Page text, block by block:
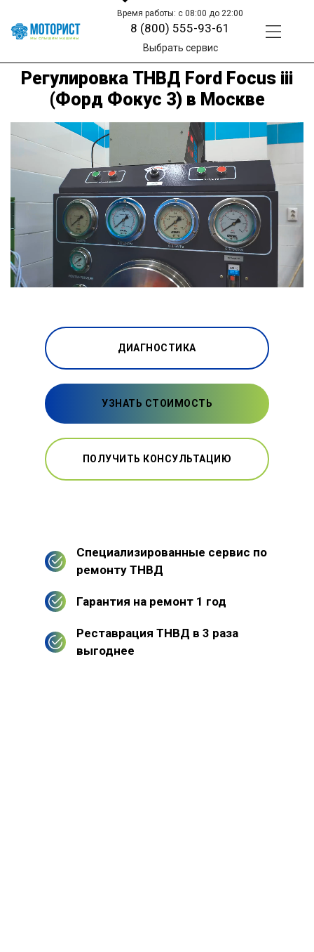
Время работы: с 08:00 до 22:00
8 (800) 555-93-61
Выбрать сервис
Регулировка ТНВД Ford Focus iii
(Форд Фокус 3) в Москве
ДИАГНОСТИКА
УЗНАТЬ СТОИМОСТЬ
ПОЛУЧИТЬ КОНСУЛЬТАЦИЮ
Специализированные сервис по
ремонту ТНВД
Гарантия на ремонт 1 год
Реставрация ТНВД в 3 раза
выгоднее